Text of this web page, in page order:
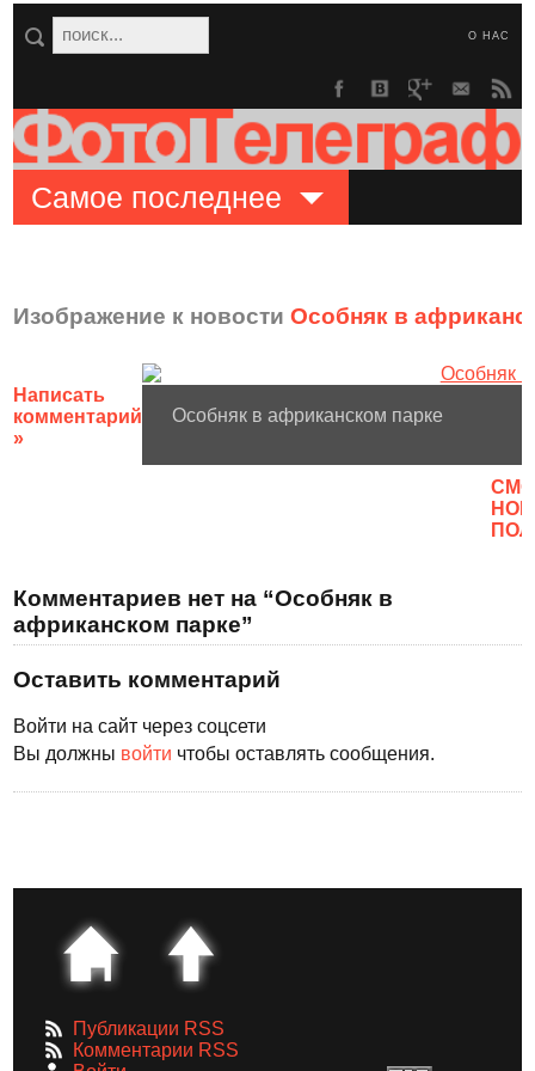
О НАС
Самое последнее
Изображение к новостиОсобняк в
Написать
комментарий
»
Особняк в африканском парке
Комментариев нет на “Особняк в
африканском парке”
Оставить комментарий
Войти на сайт через соцсети
Вы должны войти чтобы оставлять сообщения.
Публикации RSS
Комментарии RSS